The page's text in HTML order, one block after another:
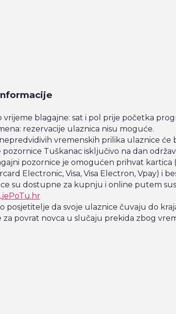
vrijeme blagajne: sat i pol prije početka
rezervacije ulaznica nisu moguće.
vremenskih prilika ulaznice će
pozornice Tuškanac isključivo na dan
pozornice je omogućen prihvat kartica
Electronic, Visa, Visa Electron, Vpay) i
su dostupne za kupnju i online putem
posjetitelje da svoje ulaznice čuvaju do
za povrat novca u slučaju prekida zbog